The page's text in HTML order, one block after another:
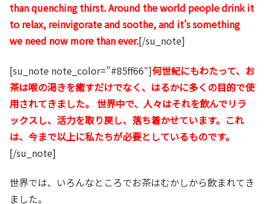
than quenching thirst. Around the world people drink it
to relax, reinvigorate and soothe, and it’s something
we need now more than ever.[/su_note]
[su_note note_color=”#85ff66″]何世紀にもわたって、お
茶は喉の渇きを癒すだけでなく、はるかに多くの目的で使
用されてきました。 世界中で、人々はそれを飲んでリラ
ックスし、活力を取り戻し、落ち着かせています。これ
は、今まで以上に私たちが必要としているものです。
[/su_note]
世界では、いろんなところでお茶はむかしから飲まれてき
ました。